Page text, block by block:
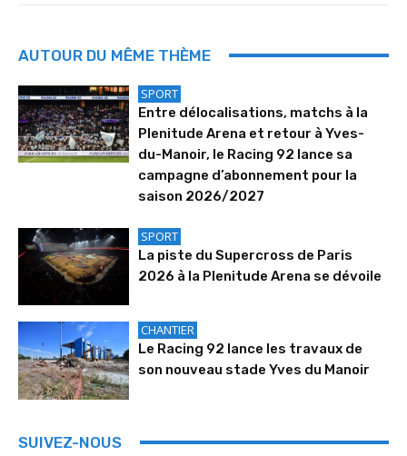
AUTOUR DU MÊME THÈME
SPORT
Entre délocalisations, matchs à la
Plenitude Arena et retour à Yves-
du-Manoir, le Racing 92 lance sa
campagne d’abonnement pour la
saison 2026/2027
SPORT
La piste du Supercross de Paris
2026 à la Plenitude Arena se dévoile
CHANTIER
Le Racing 92 lance les travaux de
son nouveau stade Yves du Manoir
SUIVEZ-NOUS